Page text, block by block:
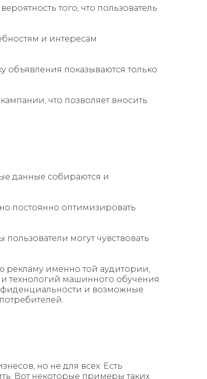
того, что пользователь
и интересам
объявления показываются только
что позволяет вносить
данные собираются и
постоянно оптимизировать
могут чувствовать
рекламу именно той аудитории,
и технологий машинного обучения
и возможные
но не для всех. Есть
Вот некоторые примеры таких